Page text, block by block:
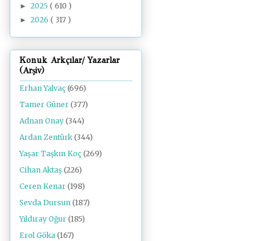
► 2025 ( 610 )
► 2026 ( 317 )
Konuk Arkçılar/ Yazarlar
(Arşiv)
Erhan Yalvaç (696)
Tamer Güner (377)
Adnan Onay (344)
Ardan Zentürk (344)
Yaşar Taşkın Koç (269)
Cihan Aktaş (226)
Ceren Kenar (198)
Sevda Dursun (187)
Yıldıray Oğur (185)
Erol Göka (167)